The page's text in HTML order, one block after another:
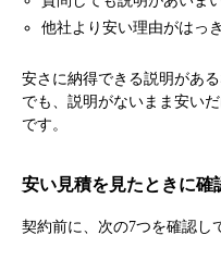
他社より安い理由がはっ
安さに納得できる説明があ
でも、説明がないまま安い
です。
安い見積を見たときに確
契約前に、次の7つを確認し